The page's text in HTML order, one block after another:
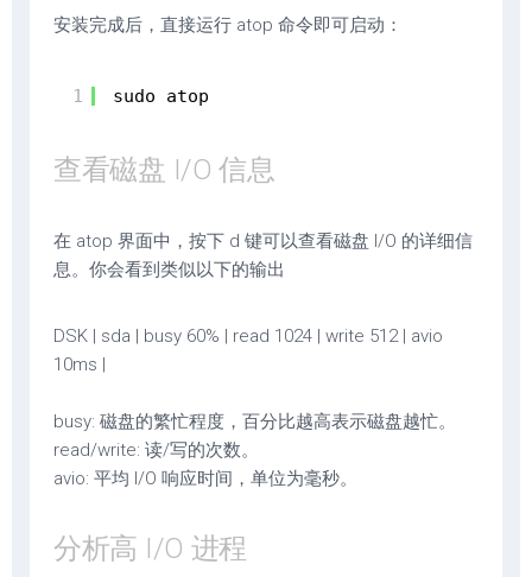
安装完成后，直接运行 atop 命令即可启动：
1 sudo atop
查看磁盘 I/O 信息
在 atop 界面中，按下 d 键可以查看磁盘 I/O 的详细信
息。你会看到类似以下的输出
DSK | sda | busy 60% | read 1024 | write 512 | avio
10ms |
busy: 磁盘的繁忙程度，百分比越高表示磁盘越忙。
read/write: 读/写的次数。
avio: 平均 I/O 响应时间，单位为毫秒。
分析高 I/O 进程